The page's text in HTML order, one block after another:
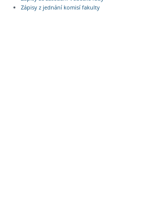
Zápisy z jednání komisí fakulty